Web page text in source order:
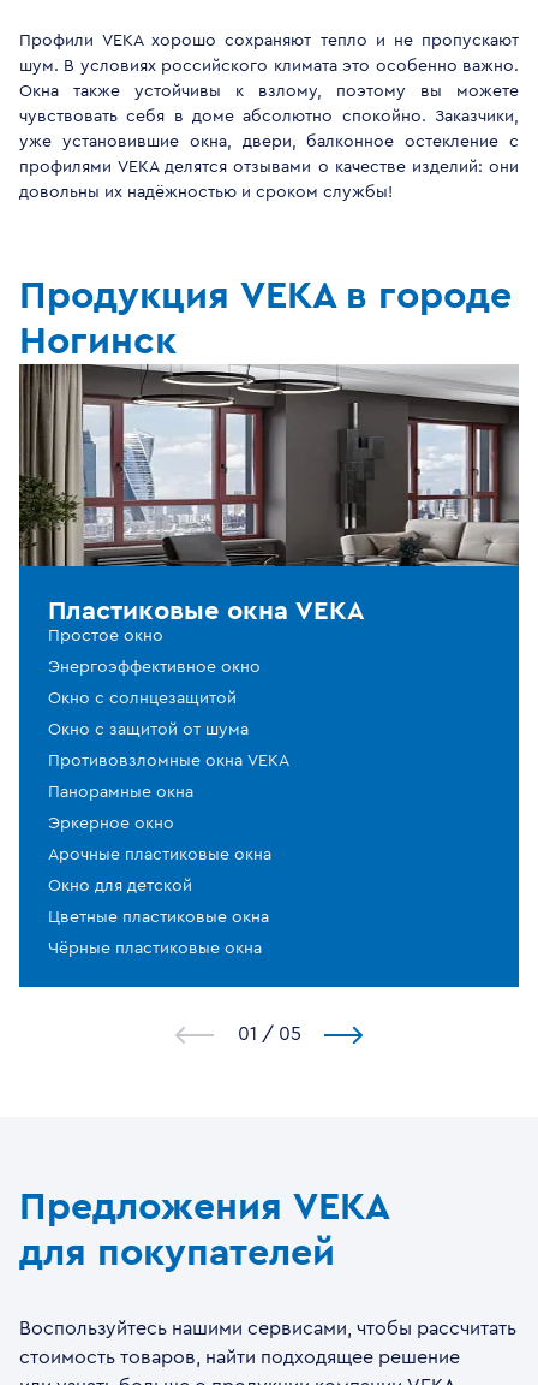
Профили VEKA хорошо сохраняют тепло и не пропускают
шум. В условиях российского климата это особенно важно.
Окна также устойчивы к взлому, поэтому вы можете
чувствовать себя в доме абсолютно спокойно. Заказчики,
уже установившие окна, двери, балконное остекление с
профилями VEKA делятся отзывами о качестве изделий: они
довольны их надёжностью и сроком службы!
Продукция VEKA в городе
Ногинск
Пластиковые окна VEKA
Простое окно
Энергоэффективное окно
Окно с солнцезащитой
Окно с защитой от шума
Противовзломные окна VEKA
Панорамные окна
Эркерное окно
Арочные пластиковые окна
Окно для детской
Цветные пластиковые окна
Чёрные пластиковые окна
1 / 5
Предложения VEKA
для покупателей
Воспользуйтесь нашими сервисами, чтобы рассчитать
стоимость товаров, найти подходящее решение